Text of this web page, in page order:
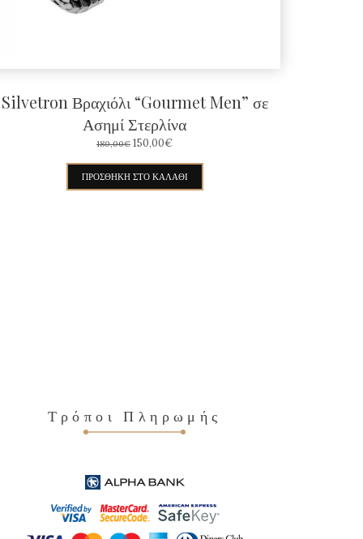
Silvetron Βραχιόλι “Gourmet Men” σε
Ασημί Στερλίνα
180,00€ ORIGINAL
WAS:
180,00€.
150,00€Η
ΤΙΜΉ
ΕΊΝΑΙ:
ΠΡΟΣΘΉΚΗ ΣΤΟ ΚΑΛΆΘΙ
Τρόποι Πληρωμής